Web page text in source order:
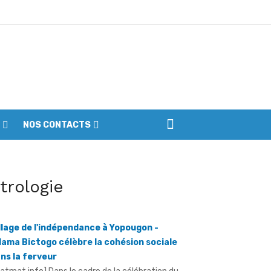
du parc
NOS CONTACTS
de l'indépendance à Yopougon -
Bictogo célèbre la cohésion sociale
la ferveur